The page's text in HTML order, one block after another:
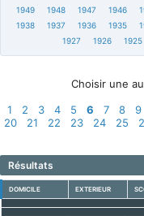
1949
1948 1947 1946
1938
1937 1936 1935
1927
1926 1925
Choisir une
1
2 3 4 5 6 7 8 9
20
21 22 23 24 25
Résultats
DOMICILE EXTERIEUR